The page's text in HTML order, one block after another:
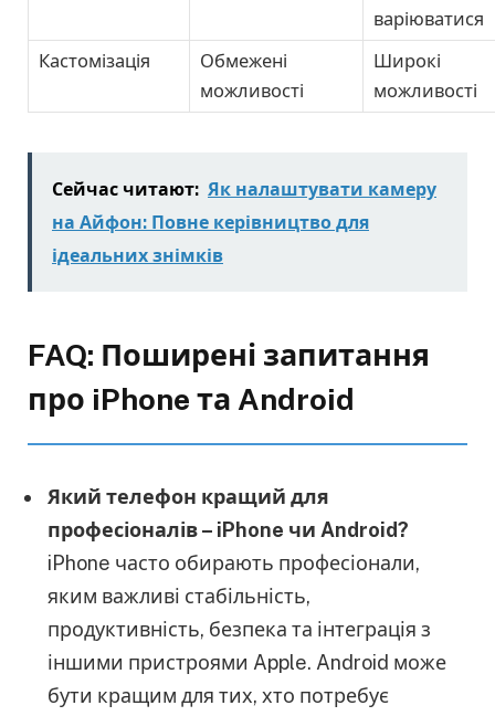
варіюватися
Кастомізація
Обмежені
можливості
Широкі
можливості
Сейчас читают: Як налаштувати камеру
на Айфон: Повне керівництво для
ідеальних знімків
FAQ: Поширені запитання
про iPhone та Android
Який телефон кращий для
професіоналів – iPhone чи Android?
iPhone часто обирають професіонали,
яким важливі стабільність,
продуктивність, безпека та інтеграція з
іншими пристроями Apple. Android може
бути кращим для тих, хто потребує